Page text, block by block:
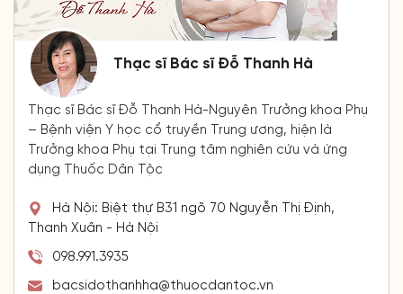
Thạc sĩ Bác sĩ Đỗ Thanh Hà
Thạc sĩ Bác sĩ Đỗ Thanh Hà-Nguyên Trưởng khoa Phụ
– Bệnh viện Y học cổ truyền Trung ương, hiện là
Trưởng khoa Phụ tại Trung tâm nghiên cứu và ứng
dụng Thuốc Dân Tộc
Hà Nội: Biệt thự B31 ngõ 70 Nguyễn Thị Định,
Thanh Xuân - Hà Nội
098.991.3935
bacsidothanhha@thuocdantoc.vn